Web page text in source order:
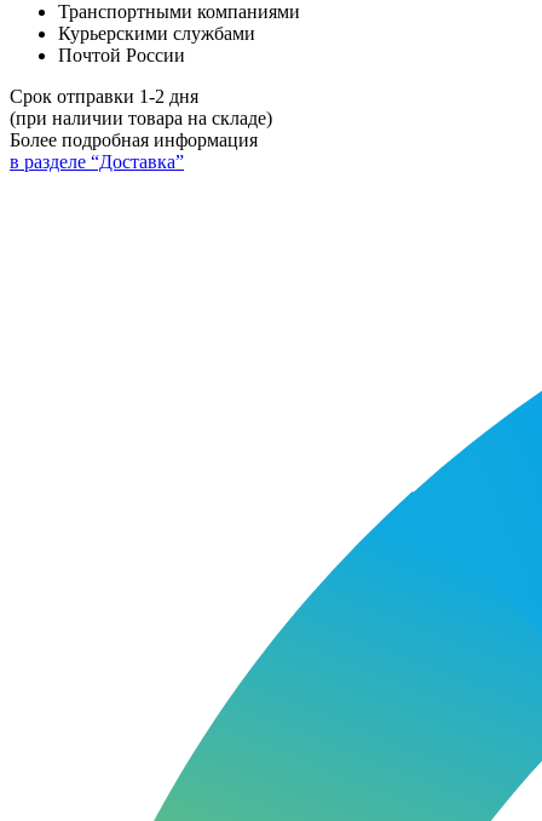
Транспортными компаниями
Курьерскими службами
Почтой России
Срок отправки 1-2 дня
(при наличии товара на складе)
Более подробная информация
в разделе “Доставка”